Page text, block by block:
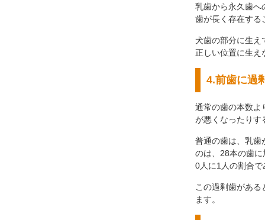
乳歯から永久歯へ
歯が長く存在する
犬歯の部分に生え
正しい位置に生え
4.前歯に過
通常の歯の本数よ
が悪くなったりす
普通の歯は、乳歯
のは、28本の歯
0人に1人の割合
この過剰歯があ
ます。